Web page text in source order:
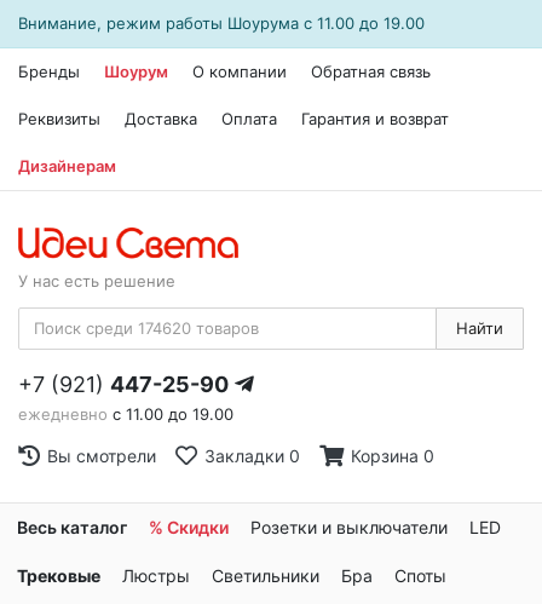
Внимание, режим работы Шоурума с 11.00 до 19.00
Бренды Шоурум О компании Обратная связь
Реквизиты Доставка Оплата Гарантия и возврат
Дизайнерам
У нас есть решение
Найти
+7 (921) 447-25-90
ежедневно с 11.00 до 19.00
Вы смотрели Закладки 0 Корзина 0
Весь каталог % Скидки Розетки и выключатели LED
Трековые Люстры Светильники Бра Споты